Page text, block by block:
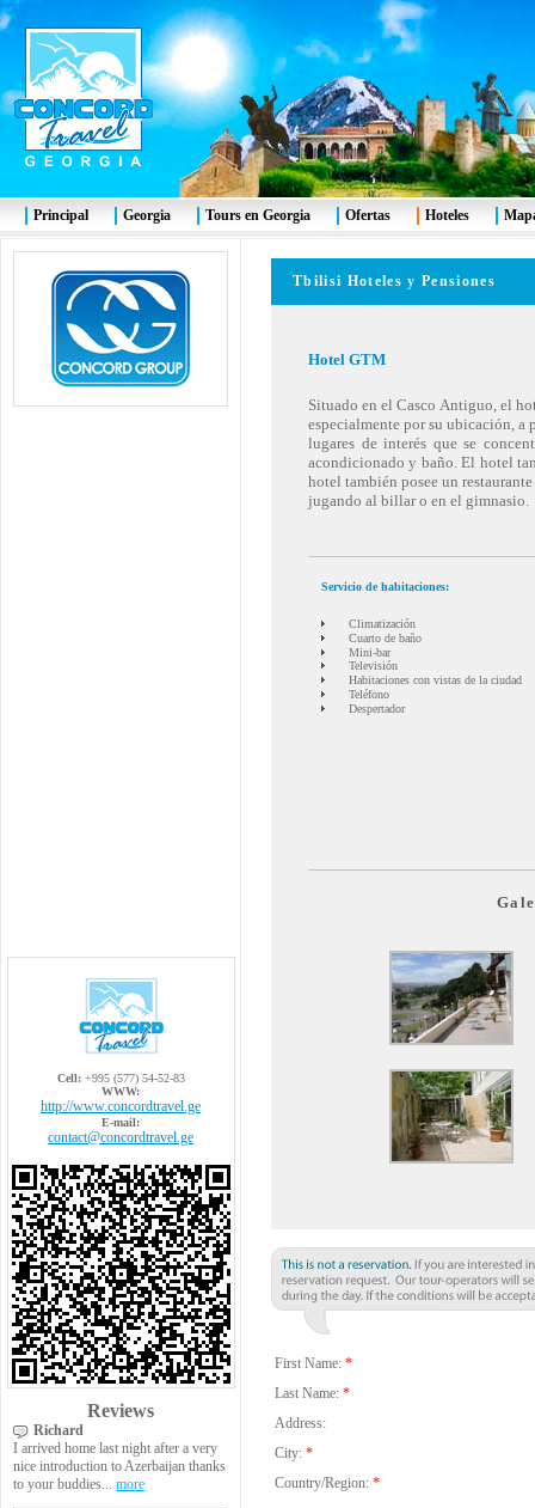
Cell:+995 (577) 54-52-83
WWW:
http://www.concordtravel.ge
E-mail:
contact@concordtravel.ge
Reviews
Richard
I arrived home last night after a very
nice introduction to Azerbaijan thanks
to your buddies... more
Tbilisi Hoteles y Pensiones
Hotel GTM
Situado en el Casco Antiguo, el
especialmente por su ubicación, a
lugares de interés que se
acondicionado y baño. El hotel
hotel también posee un
jugando al billar o en el gimnasio.
Servicio de habitaciones:
Climatización
Cuarto de baño
Mini-bar
Televisión
Habitaciones con vistas de la ciudad
Teléfono
Despertador
First Name: *
Last Name: *
Address:
City: *
Country/Region: *
Principal Georgia Tours en Georgia Ofertas Hoteles